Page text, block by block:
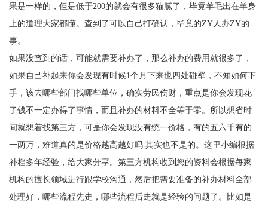
果是一样的，但是低于200的就会有很多猫腻了，毕竟羊毛出在羊身
上的道理大家都懂。查到了可以自己打确认，毕竟的ZY人办ZY的
事。
如果没查到的话，可能就需要补办了，那么补办的费用就很多了，
如果自己补起来你会发现有时候1个月下来也四处碰壁，不知如何下
手，该去哪些部门找哪些单位，确实劳民伤财，重点是你会发现花
了钱不一定办得了事情，而且补办的材料不全等于零。所以想省时
间就想着找第三方，可是你会发现没有统一价格，有的五六千有的
一两万，难道真的是价格越高越好吗 其实也不是的。这里小编根据
补档多年经验，给大家分享。第三方机构收到您的资料会根据每家
机构的擅长领域进行跟学校沟通，然后把需要准备的补办材料全部
处理好，哪些流程先走，哪些流程后走就是经验的问题了。比如是